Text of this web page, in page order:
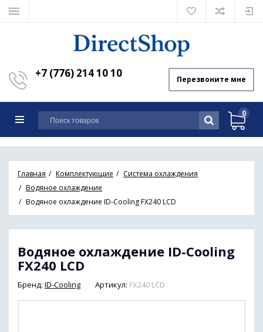
+7 (776) 214 10 10 Перезвоните мне
0
Главная Комплектующие
Система охлаждения
Водяное охлаждение
Водяное охлаждение ID-Cooling FX240 LCD
Водяное охлаждение ID-Cooling
FX240 LCD
Бренд: ID-Cooling Артикул: FX240 LCD